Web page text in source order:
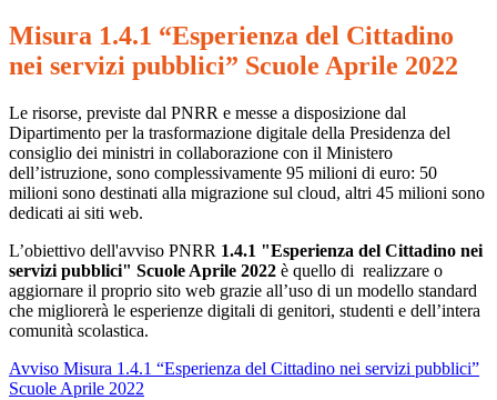
Misura 1.4.1 “Esperienza del Cittadino
nei servizi pubblici” Scuole Aprile 2022
Le risorse, previste dal PNRR e messe a disposizione dal
Dipartimento per la trasformazione digitale della Presidenza del
consiglio dei ministri in collaborazione con il Ministero
dell’istruzione, sono complessivamente 95 milioni di euro: 50
milioni sono destinati alla migrazione sul cloud, altri 45 milioni sono
dedicati ai siti web.
L’obiettivo dell'avviso PNRR 1.4.1 "Esperienza del Cittadino nei
servizi pubblici" Scuole Aprile 2022 è quello di realizzare o
aggiornare il proprio sito web grazie all’uso di un modello standard
che migliorerà le esperienze digitali di genitori, studenti e dell’intera
comunità scolastica.
Avviso Misura 1.4.1 “Esperienza del Cittadino nei servizi pubblici”
Scuole Aprile 2022